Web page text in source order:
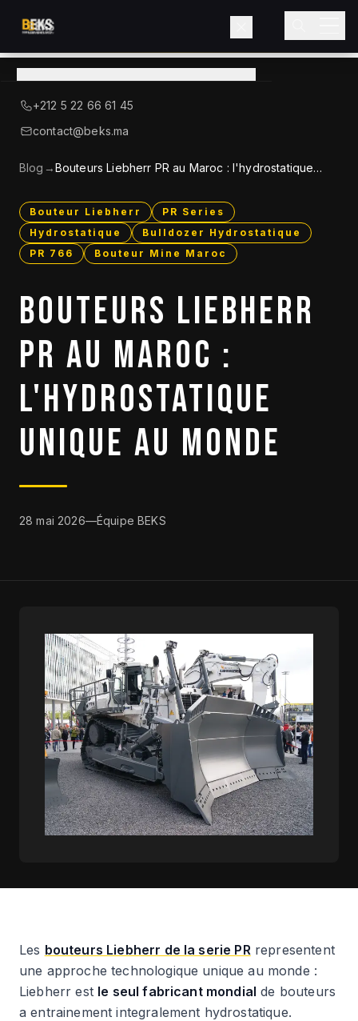
LIEBHERR — DISTRIBUTEUR OFFICIEL
Produits
Services
Secteurs
Blog
DESTOCKAGE
CATALOGUE
+212 5 22 66 61 45
contact@beks.ma
Blog →Bouteurs Liebherr PR au Maroc : l'hydrostatique
Bouteur Liebherr
PR Series
Hydrostatique
Bulldozer Hydrostatique
PR 766
Bouteur Mine Maroc
BOUTEURS LIEBHERR
PR AU MAROC :
L'HYDROSTATIQUE
UNIQUE AU MONDE
28 mai 2026—Équipe BEKS
Les bouteurs Liebherr de la serie PRrepresentent
une approche technologique unique au monde :
Liebherr est le seul fabricant mondial de bouteurs
a entrainement integralement hydrostatique.